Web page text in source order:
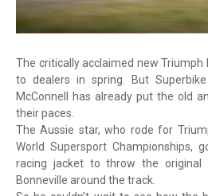
The critically acclaimed new Triumph
to dealers in spring. But
McConnell has already put the old
their paces.
The Aussie star, who rode for
World Supersport Championships,
racing jacket to throw the original
Bonneville around the track.